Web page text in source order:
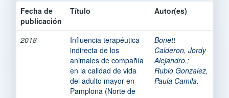
Fecha de
publicación
Título Autor(es)
2018
Influencia terapéutica
indirecta de los
animales de compañía
en la calidad de vida
del adulto mayor en
Pamplona (Norte de
Bonett
Calderon, Jordy
Alejandro.;
Rubio Gonzalez,
Paula Camila.